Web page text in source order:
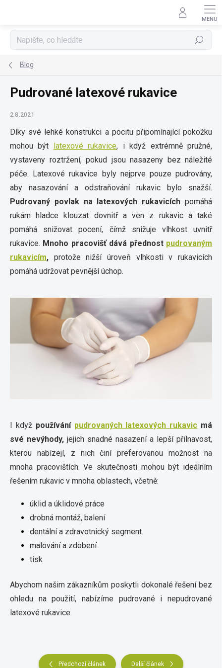
Hledat
Blog
Pudrované latexové rukavice
2.8.2021
Díky své lehké konstrukci a pocitu připomínající pokožku
mohou být latexové rukavice, i když extrémně pružné,
vystaveny roztržení, pokud jsou nasazeny bez náležité
péče. Latexové rukavice byly nejprve pouze pudrovány,
aby nasazování a odstraňování rukavic bylo snažší.
Pudrovaný povlak na latexových rukavicích pomáhá
rukám hladce klouzat dovnitř a ven z rukavic a také
pomáhá snižovat pocení, čímž snižuje vlhkost uvnitř
rukavice. Mnoho pracovišť dává přednost pudrovaným
rukavicím, protože nižší úroveň vlhkosti v rukavicích
pomáhá udržovat pevnější úchop.
I když používání pudrovaných latexových rukavic má
své nevýhody, jejich snadné nasazení a lepší přilnavost,
kterou nabízejí, z nich činí preferovanou možnost na
mnoha pracovištích. Ve skutečnosti mohou být ideálním
řešením rukavic v mnoha oblastech, včetně:
úklid a úklidové práce
drobná montáž, balení
dentální a zdravotnický segment
malování a zdobení
tisk
Abychom našim zákazníkům poskytli dokonalé řešení bez
ohledu na použití, nabízíme pudrované i nepudrované
latexové rukavice.
Předchozí článek Další článek